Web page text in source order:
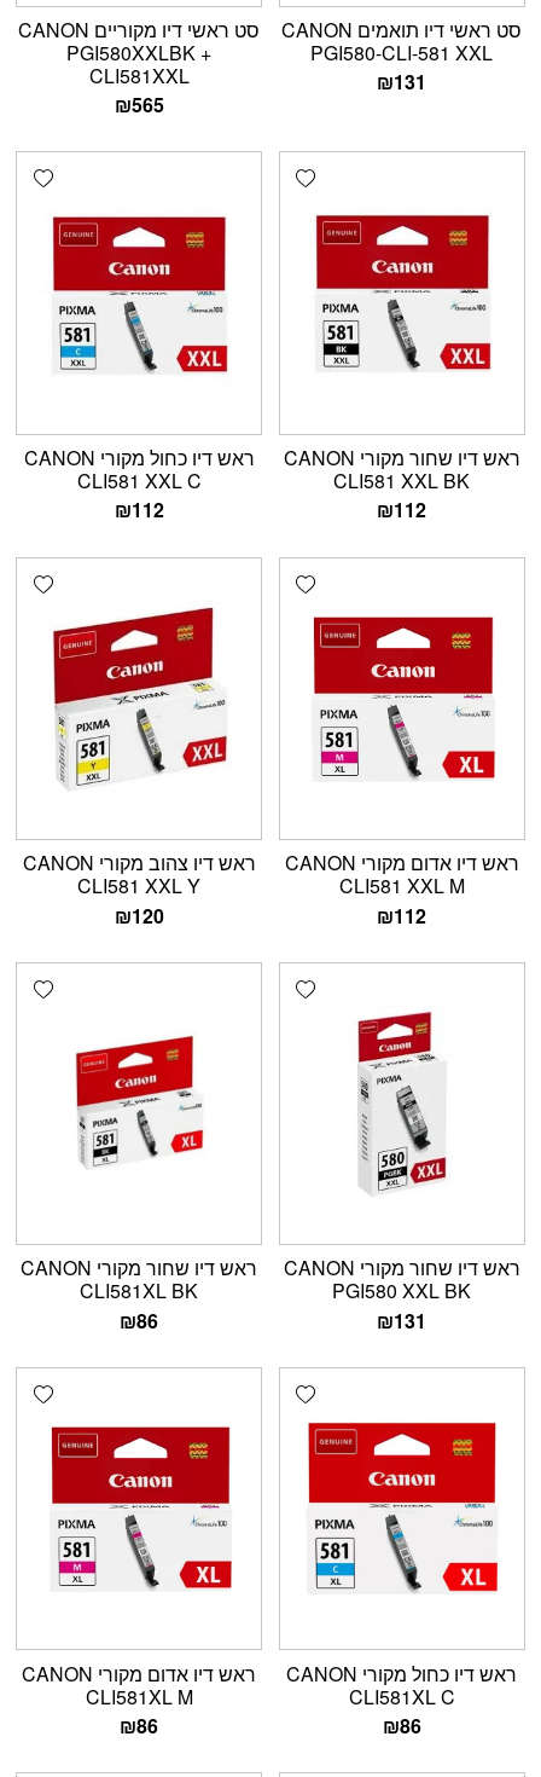
סט ראשי דיו תואמים CANON
PGI580-CLI-581 XXL
₪131
סט ראשי דיו מקוריים CANON
PGI580XXLBK +
CLI581XXL
₪565
Add wishlist
ראש דיו שחור מקורי CANON
CLI581 XXL BK
₪112
ראש דיו כחול מקורי CANON
CLI581 XXL C
₪112
Add wishlist
ראש דיו אדום מקורי CANON
CLI581 XXL M
₪112
ראש דיו צהוב מקורי CANON
CLI581 XXL Y
₪120
Add wishlist
ראש דיו שחור מקורי CANON
PGI580 XXL BK
₪131
ראש דיו שחור מקורי CANON
CLI581XL BK
₪86
Add wishlist
ראש דיו כחול מקורי CANON
CLI581XL C
₪86
ראש דיו אדום מקורי CANON
CLI581XL M
₪86